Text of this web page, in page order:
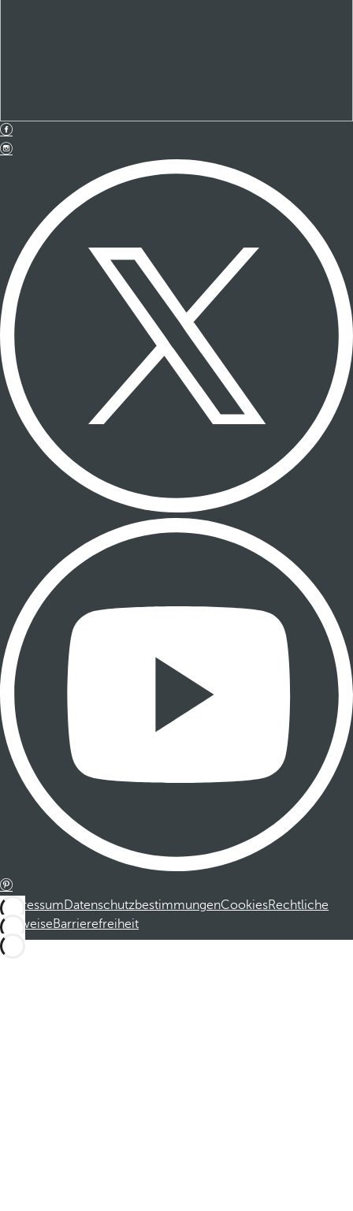
ImpressumDatenschutzbestimmungenCookiesRechtliche
HinweiseBarrierefreiheit